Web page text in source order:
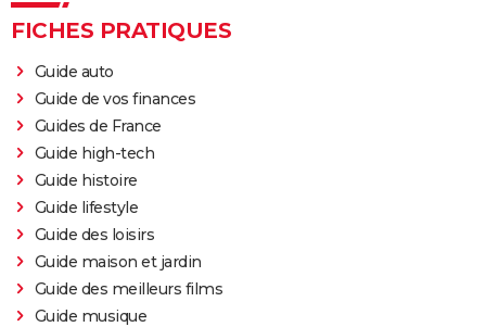
FICHES PRATIQUES
Guide auto
Guide de vos finances
Guides de France
Guide high-tech
Guide histoire
Guide lifestyle
Guide des loisirs
Guide maison et jardin
Guide des meilleurs films
Guide musique